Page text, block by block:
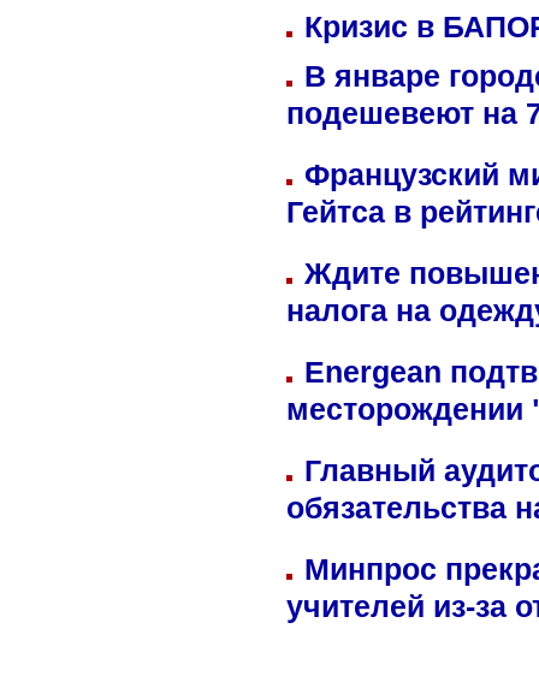
Кризис в
В январе
подешевеют на
Французский
Гейтса в
Ждите
налога на
Energean
Главный
обязательства
Минпрос
учителей из-за